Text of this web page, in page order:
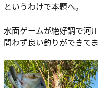
というわけで本題へ。
水面ゲームが絶好調で河
問わず良い釣りができてま